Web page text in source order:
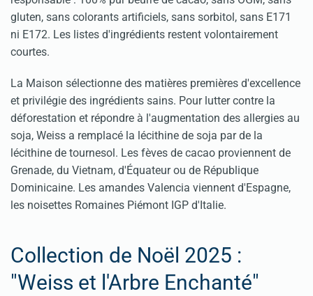
gluten, sans colorants artificiels, sans sorbitol, sans E171
ni E172. Les listes d'ingrédients restent volontairement
courtes.
La Maison sélectionne des matières premières d'excellence
et privilégie des ingrédients sains. Pour lutter contre la
déforestation et répondre à l'augmentation des allergies au
soja, Weiss a remplacé la lécithine de soja par de la
lécithine de tournesol. Les fèves de cacao proviennent de
Grenade, du Vietnam, d'Équateur ou de République
Dominicaine. Les amandes Valencia viennent d'Espagne,
les noisettes Romaines Piémont IGP d'Italie.
Collection de Noël 2025 :
"Weiss et l'Arbre Enchanté"